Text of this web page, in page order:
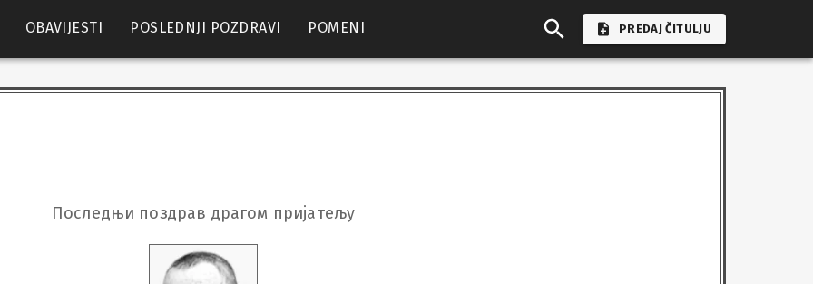
OBAVIJESTI POSLEDNJI POZDRAVI POMENI PREDAJ ČITULJU
Последњи поздрав драгом пријатељу